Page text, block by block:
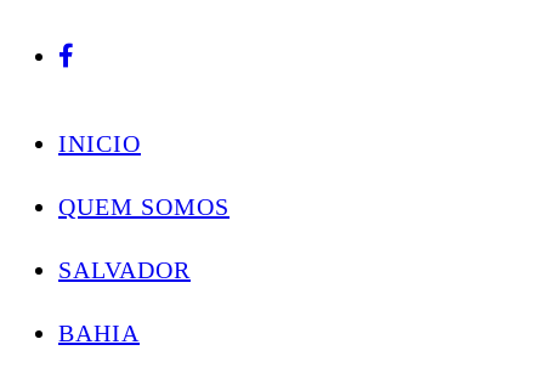
Skip
Conectando você às notícias do Brasil e do mundo com rapidez e confiabilidade.
INICIO
QUEM SOMOS
SALVADOR
BAHIA